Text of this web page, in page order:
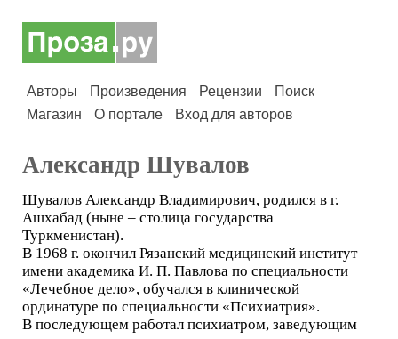
Авторы Произведения Рецензии
Поиск
Магазин
О портале Вход для авторов
Александр Шувалов
Шувалов Александр Владимирович, родился в г.
Ашхабад (ныне – столица государства
Туркменистан).
В 1968 г. окончил Рязанский медицинский институт
имени академика И. П. Павлова по специальности
«Лечебное дело», обучался в клинической
ординатуре по специальности «Психиатрия».
В последующем работал психиатром, заведующим